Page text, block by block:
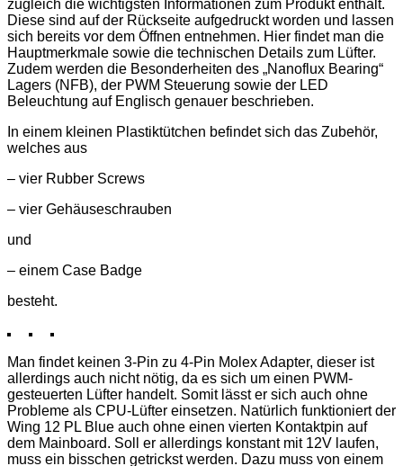
zugleich die wichtigsten Informationen zum Produkt enthält.
Diese sind auf der Rückseite aufgedruckt worden und lassen
sich bereits vor dem Öffnen entnehmen. Hier findet man die
Hauptmerkmale sowie die technischen Details zum Lüfter.
Zudem werden die Besonderheiten des „Nanoflux Bearing“
Lagers (NFB), der PWM Steuerung sowie der LED
Beleuchtung auf Englisch genauer beschrieben.
In einem kleinen Plastiktütchen befindet sich das Zubehör,
welches aus
– vier Rubber Screws
– vier Gehäuseschrauben
und
– einem Case Badge
besteht.
Man findet keinen 3-Pin zu 4-Pin Molex Adapter, dieser ist
allerdings auch nicht nötig, da es sich um einen PWM-
gesteuerten Lüfter handelt. Somit lässt er sich auch ohne
Probleme als CPU-Lüfter einsetzen. Natürlich funktioniert der
Wing 12 PL Blue auch ohne einen vierten Kontaktpin auf
dem Mainboard. Soll er allerdings konstant mit 12V laufen,
muss ein bisschen getrickst werden. Dazu muss von einem